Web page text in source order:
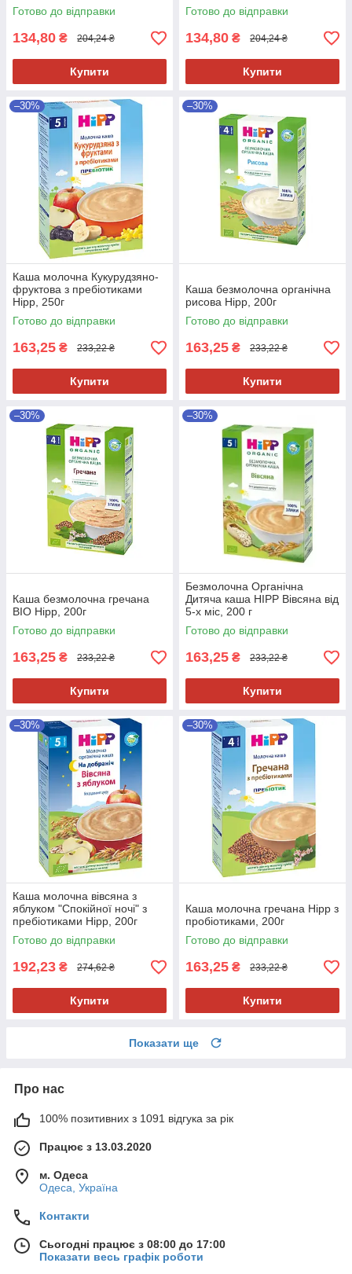
Готово до відправки
134,80 ₴ 204,24 ₴
Купити
Готово до відправки
134,80 ₴ 204,24 ₴
Купити
–30%
Каша молочна Кукурудзяно-
фруктова з пребіотиками
Hipp, 250г
Готово до відправки
163,25 ₴ 233,22 ₴
Купити
–30%
Каша безмолочна органічна
рисова Hipp, 200г
Готово до відправки
163,25 ₴ 233,22 ₴
Купити
–30%
Каша безмолочна гречана
BIO Hipp, 200г
Готово до відправки
163,25 ₴ 233,22 ₴
Купити
–30%
Безмолочна Органічна
Дитяча каша HIPP Вівсяна від
5-х міс, 200 г
Готово до відправки
163,25 ₴ 233,22 ₴
Купити
–30%
Каша молочна вівсяна з
яблуком "Спокійної ночі" з
пребіотиками Hipp, 200г
Готово до відправки
192,23 ₴ 274,62 ₴
Купити
–30%
Каша молочна гречана Hipp з
пробіотиками, 200г
Готово до відправки
163,25 ₴ 233,22 ₴
Купити
Показати ще
Про нас
100% позитивних з 1091 відгука за рік
Працює з 13.03.2020
м. Одеса
Одеса, Україна
Контакти
Сьогодні працює з 08:00 до 17:00
Показати весь графік роботи